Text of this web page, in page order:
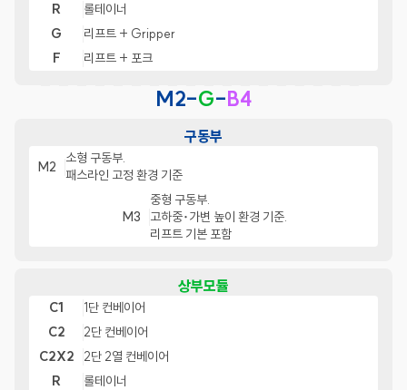
R
롤테이너
G
리프트 + Gripper
F
리프트 + 포크
M2-G-B4
구동부
M2
소형 구동부.
패스라인 고정 환경 기준
M3
중형 구동부.
고하중･가변 높이 환경 기준.
리프트 기본 포함
상부모듈
C1
1단 컨베이어
C2
2단 컨베이어
C2X2
2단 2열 컨베이어
R
롤테이너